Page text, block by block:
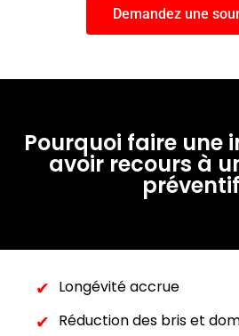
Demandez une
Pourquoi faire une
avoir recours à
Longévité accrue
Réduction des bris et